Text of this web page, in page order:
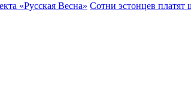
«Русская Весна» Сотни эстонцев платят